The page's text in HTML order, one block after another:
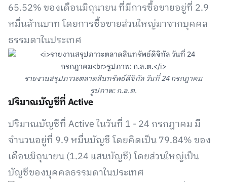
65.52% ของเดือนมิถุนายน ที่มีการซื้อขายอยู่ที่ 2.9
หมื่นล้านบาท โดยการซื้อขายส่วนใหญ่มาจากบุคคล
ธรรมดาในประเทศ
รายงานสรุปภาวะตลาดสินทรัพย์ดิจิทัล วันที่ 24 กรกฎาคม
รูปภาพ: ก.ล.ต.
ปริมาณบัญชีที่ Active
ปริมาณบัญชีที่ Active ในวันที่ 1 - 24 กรกฎาคม มี
จำนวนอยู่ที่ 9.9 หมื่นบัญชี โดยคิดเป็น 79.84% ของ
เดือนมิถุนายน (1.24 แสนบัญชี) โดยส่วนใหญ่เป็น
บัญชีของบุคคลธรรมดาในประเทศ